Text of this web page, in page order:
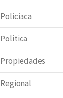
Policiaca
Politica
Propiedades
Regional